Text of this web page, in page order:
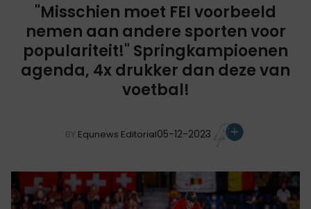
"Misschien moet FEI voorbeeld
nemen aan andere sporten voor
populariteit!" Springkampioenen
agenda, 4x drukker dan deze van
voetbal!
BY Equnews Editorial05-12-2023